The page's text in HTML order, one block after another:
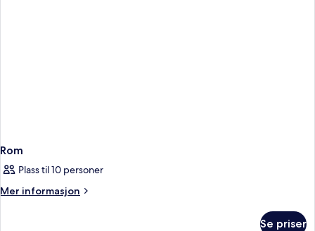
Rom
Plass til 10 personer
Mer informasjon
Mer
Se priser